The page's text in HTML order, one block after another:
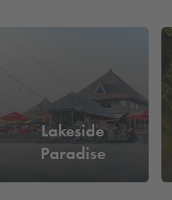
Lakeside
Paradise